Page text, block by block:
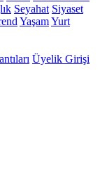
Seyahat Siyaset
YaşamYurt
Üyelik Girişi